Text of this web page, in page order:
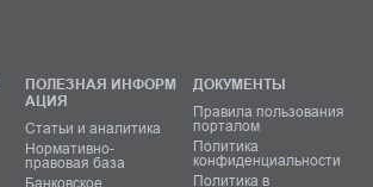
ПОЛЕЗНАЯ ИНФОРМ
АЦИЯ
Статьи и аналитика
Нормативно-
правовая база
Банковское
ДОКУМЕНТЫ
Правила пользования
порталом
Политика
конфиденциальности
Политика в